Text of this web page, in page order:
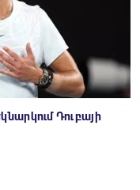
Դուբայի